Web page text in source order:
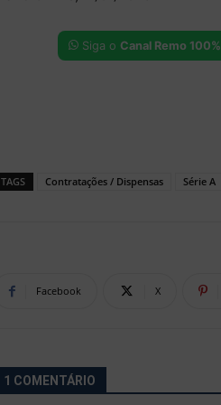
Siga o Canal Remo 100%
TAGS Contratações / Dispensas Série A
Facebook X
1 COMENTÁRIO